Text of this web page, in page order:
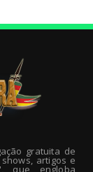
gratuita de
artigos e
que engloba